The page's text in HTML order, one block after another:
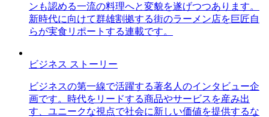
ンも認める一流の料理へと変貌を遂げつつあります。
新時代に向けて群雄割拠する街のラーメン店を巨匠自
らが実食リポートする連載です。
ビジネス ストーリー
ビジネスの第一線で活躍する著名人のインタビュー企
画です。時代をリードする商品やサービスを産み出
す、ユニークな視点で社会に新しい価値を提供するな